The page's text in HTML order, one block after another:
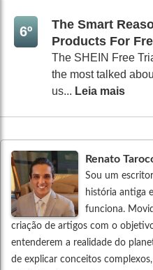
6º
The Smart
Products For
The SHEIN Free
the most talked
us... Leia mais
Renato
Sou um
história antiga
funciona.
criação de artigos com o
entenderem a realidade do
de explicar conceitos